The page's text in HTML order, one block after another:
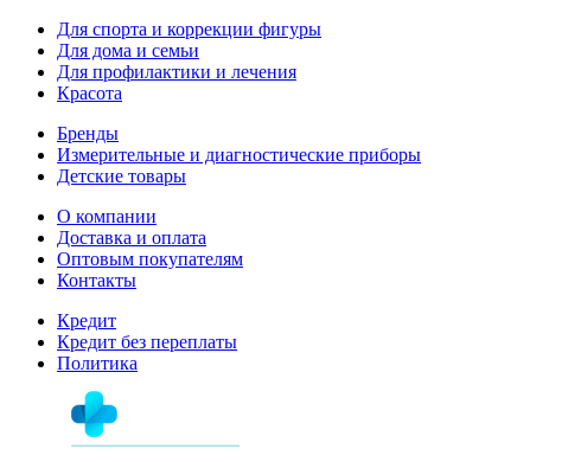
Для спорта и коррекции фигуры
Для дома и семьи
Для профилактики и лечения
Красота
Бренды
Измерительные и диагностические приборы
Детские товары
О компании
Доставка и оплата
Оптовым покупателям
Контакты
Кредит
Кредит без переплаты
Политика